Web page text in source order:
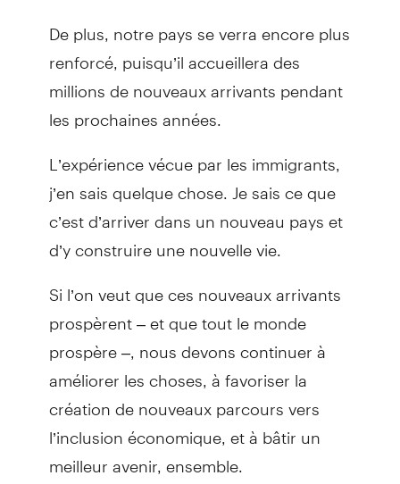
De plus, notre pays se verra encore plus
renforcé, puisqu’il accueillera des
millions de nouveaux arrivants pendant
les prochaines années.
L’expérience vécue par les immigrants,
j’en sais quelque chose. Je sais ce que
c’est d’arriver dans un nouveau pays et
d’y construire une nouvelle vie.
Si l’on veut que ces nouveaux arrivants
prospèrent – et que tout le monde
prospère –, nous devons continuer à
améliorer les choses, à favoriser la
création de nouveaux parcours vers
l’inclusion économique, et à bâtir un
meilleur avenir, ensemble.